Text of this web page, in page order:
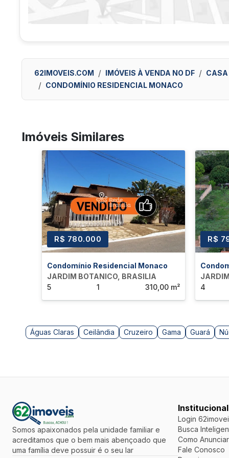
62IMOVEIS.COM IMÓVEIS À VENDA NO DF
CASA
CONDOMÍNIO RESIDENCIAL MONACO
Imóveis Similares
R$ 780.000
Condomínio Residencial Monaco
JARDIM BOTANICO, BRASILIA
5
1 310,00 m²
R$
4
Águas Claras Ceilândia Cruzeiro Gama Guará
Somos apaixonados pela unidade familiar e
acreditamos que o bem mais abençoado que
uma família deve possuir é o seu lar
Institucional
Login
Busca
Como Anunciar
Fale Conosco